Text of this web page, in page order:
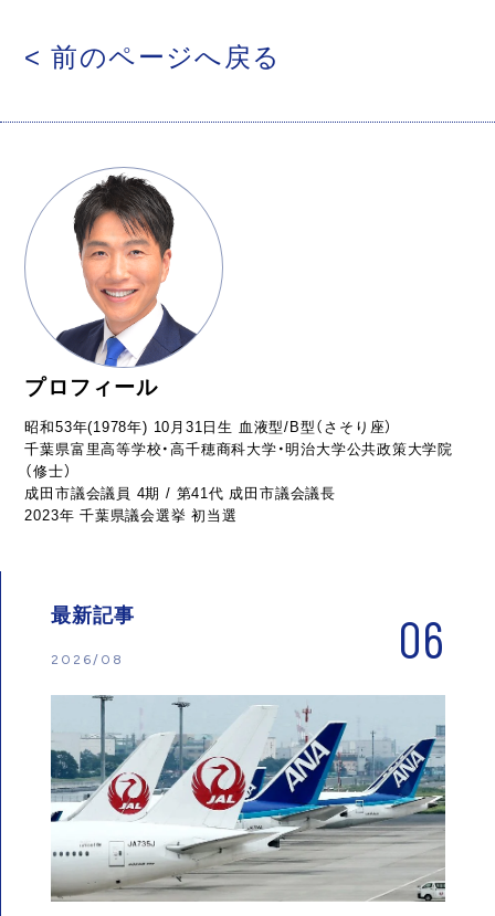
< 前のページへ戻る
プロフィール
昭和53年(1978年) 10月31日生 血液型/B型（さそり座）
千葉県富里高等学校・高千穂商科大学・明治大学公共政策大学院
（修士）
成田市議会議員 4期 / 第41代 成田市議会議長
2023年 千葉県議会選挙 初当選
最新記事
2026/08 06